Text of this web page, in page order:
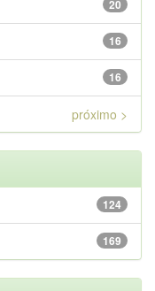
20
16
16
próximo >
124
169